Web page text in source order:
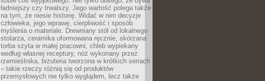
ładniejszy czy trwalszy. Jego wartość polega także
na tym, że niesie historię. Widać w nim decyzje
człowieka, jego wprawę, cierpliwość i sposób
myślenia o materiale. Drewniany stół od lokalnego
stolarza, ceramika uformowana ręcznie, skórzana
torba szyta w małej pracowni, chleb wypiekany
według własnej receptury, nóż wykonany przez
rzemieślnika, biżuteria tworzona w krótkich seriach
– takie rzeczy różnią się od produktów
przemysłowych nie tylko wyglądem, lecz także